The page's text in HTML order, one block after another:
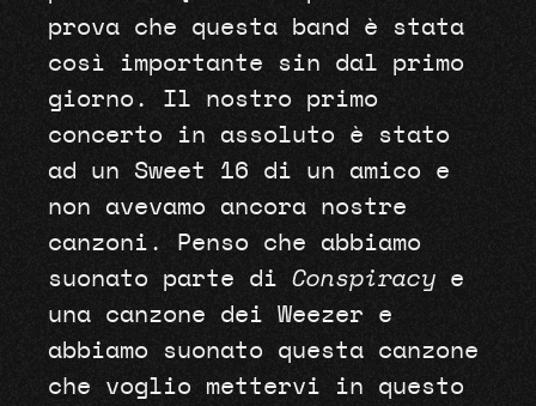
prova che questa band è stata
così importante sin dal primo
giorno. Il nostro primo
concerto in assoluto è stato
ad un Sweet 16 di un amico e
non avevamo ancora nostre
canzoni. Penso che abbiamo
suonato parte di Conspiracye
una canzone dei Weezer e
abbiamo suonato questa canzone
che voglio mettervi in questo